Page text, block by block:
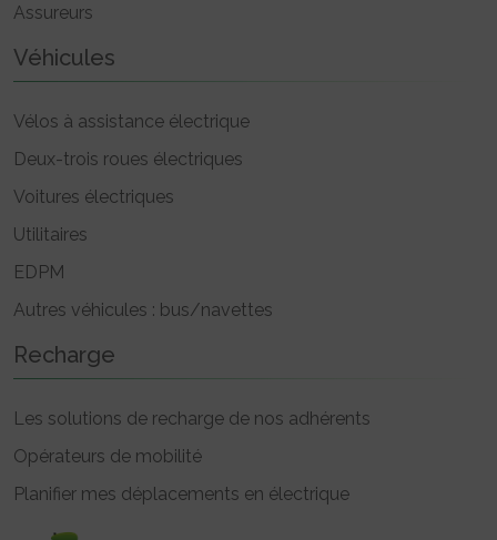
Assureurs
Véhicules
Vélos à assistance électrique
Deux-trois roues électriques
Voitures électriques
Utilitaires
EDPM
Autres véhicules : bus/navettes
Recharge
Les solutions de recharge de nos adhérents
Opérateurs de mobilité
Planifier mes déplacements en électrique